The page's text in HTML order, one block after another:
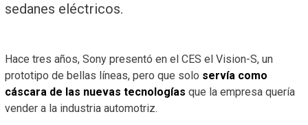
sedanes eléctricos.
Hace tres años, Sony presentó en el CES el Vision-S, un
prototipo de bellas líneas, pero que solo servía como
cáscara de las nuevas tecnologías que la empresa quería
vender a la industria automotriz.